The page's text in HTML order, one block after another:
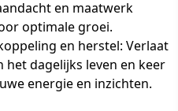
en maatwerk
optimale groei.
en herstel: Verlaat
het dagelijks leven en keer
energie en inzichten.